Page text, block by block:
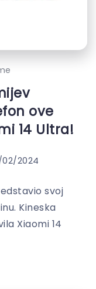
ove
14 Ultra!
02/2024
svoj
Kineska
Xiaomi 14